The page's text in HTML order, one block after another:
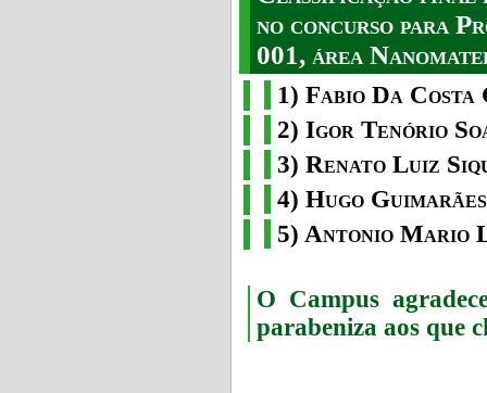
no concurso para
001, área
1) Fabio Da
2) Igor Tenório
3) Renato Luiz
4) Hugo
5) Antonio Mario
O Campus
parabeniza aos que